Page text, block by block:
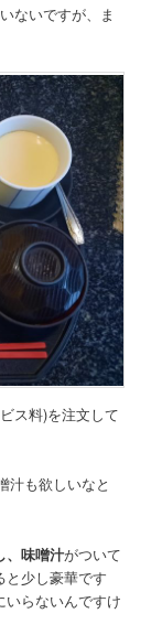
ないですが、ま
ス料)を注文して
汁も欲しいなと
、味噌汁がついて
と少し豪華です
らないんですけ